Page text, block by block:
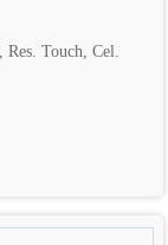
Touch, Cel.